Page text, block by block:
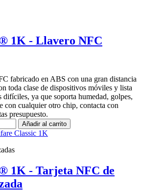
1K - Llavero NFC
fabricado en ABS con una gran distancia
toda clase de dispositivos móviles y lista
difíciles, ya que soporta humedad, golpes,
con cualquier otro chip, contacta con
presupuesto.
Añadir al carrito
1K - Tarjeta NFC de